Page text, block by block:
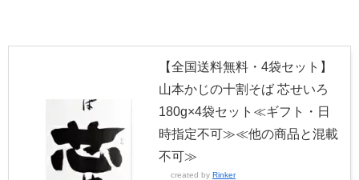
【全国送料無料・4袋セット】
山本かじの十割そば 芯せいろ
180g×4袋セット≪ギフト・日
時指定不可≫≪他の商品と混載
不可≫
created by Rinker